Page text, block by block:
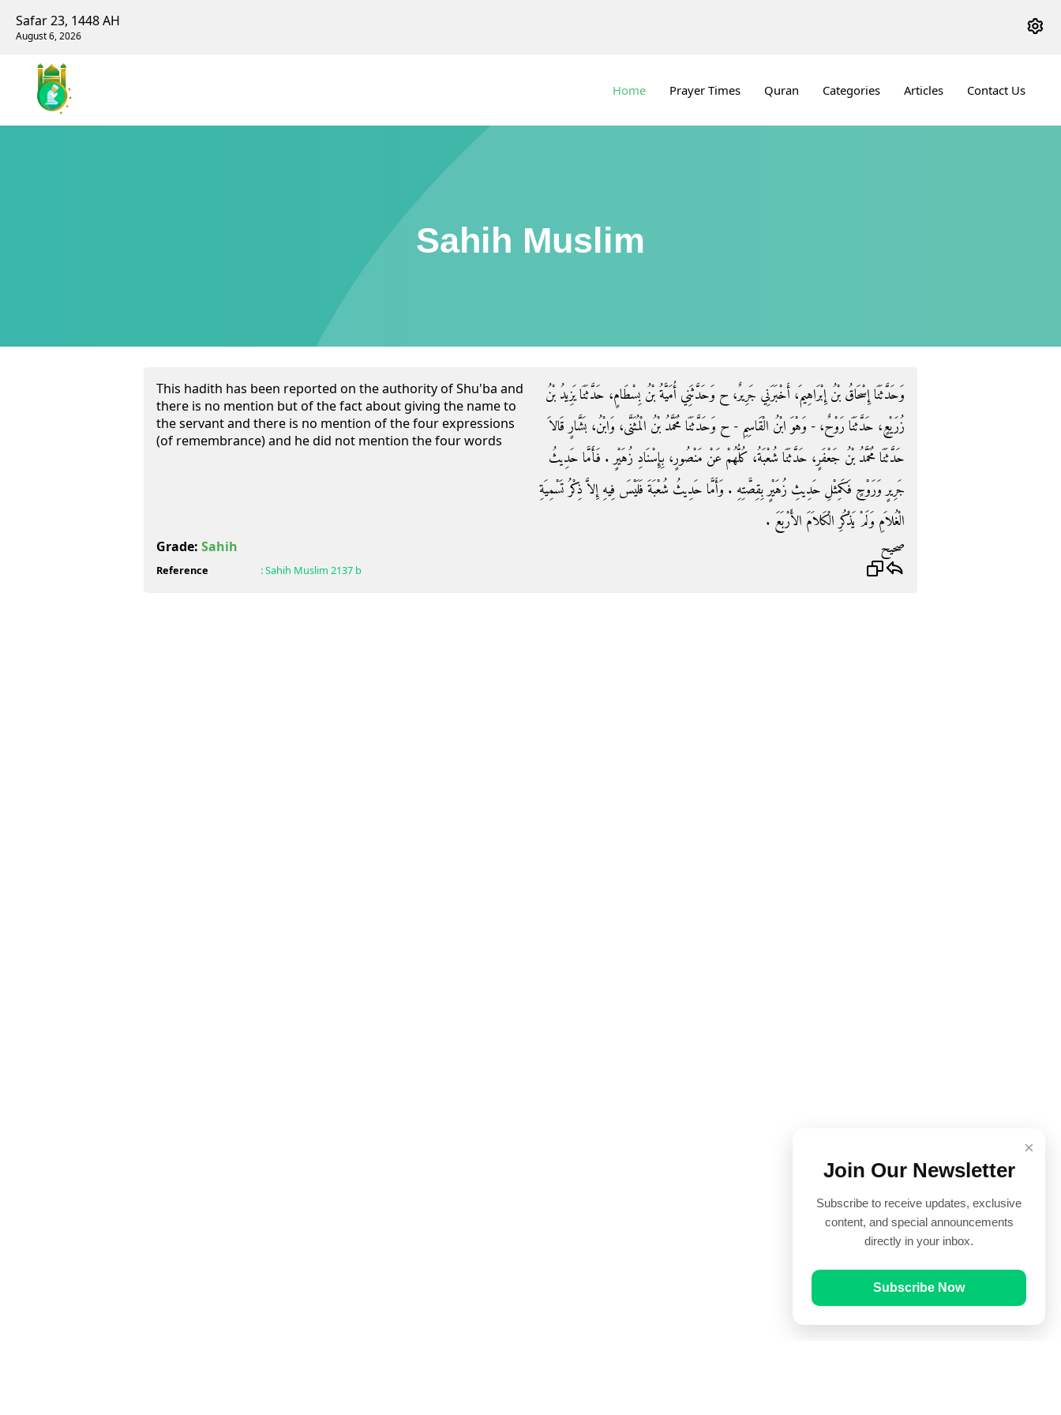
Safar 23, 1448 AH
August 6, 2026
Home Prayer Times Quran Categories Articles Contact Us
Sahih Muslim
This hadith has been reported on the authority of Shu'ba and
there is no mention but of the fact about giving the name to
the servant and there is no mention of the four expressions
(of remembrance) and he did not mention the four words
وَحَدَّثَنَا إِسْحَاقُ بْنُ إِبْرَاهِيمَ، أَخْبَرَنِي جَرِيرٌ، ح وَحَدَّثَنِي أُمَيَّةُ بْنُ بِسْطَامٍ، حَدَّثَنَا يَزِيدُ بْنُ
زُرَيْعٍ، حَدَّثَنَا رَوْحٌ، - وَهْوَ ابْنُ الْقَاسِمِ - ح وَحَدَّثَنَا مُحَمَّدُ بْنُ الْمُثَنَّى، وَابْنُ، بَشَّارٍ قَالاَ
حَدَّثَنَا مُحَمَّدُ بْنُ جَعْفَرٍ، حَدَّثَنَا شُعْبَةُ، كُلُّهُمْ عَنْ مَنْصُورٍ، بِإِسْنَادِ زُهَيْرٍ ‏.‏ فَأَمَّا حَدِيثُ
جَرِيرٍ وَرَوْحٍ فَكَمِثْلِ حَدِيثِ زُهَيْرٍ بِقِصَّتِهِ ‏.‏ وَأَمَّا حَدِيثُ شُعْبَةَ فَلَيْسَ فِيهِ إِلاَّ ذِكْرُ تَسْمِيَةِ
الْغُلاَمِ وَلَمْ يَذْكُرِ الْكَلاَمَ الأَرْبَعَ ‏.‏
Grade: Sahih صحيح
Reference :Sahih Muslim 2137 b
×
Join Our Newsletter
Subscribe to receive updates, exclusive
content, and special announcements
directly in your inbox.
Subscribe Now